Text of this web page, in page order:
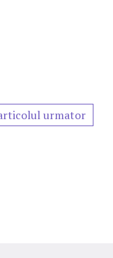
urmator